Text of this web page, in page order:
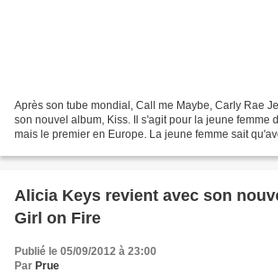
Après son tube mondial, Call me Maybe, Carly Rae
son nouvel album, Kiss. Il s'agit pour la jeune femme
mais le premier en Europe. La jeune femme sait
Alicia Keys revient avec son
Girl on Fire
Publié le 05/09/2012 à 23:00
Par Prue